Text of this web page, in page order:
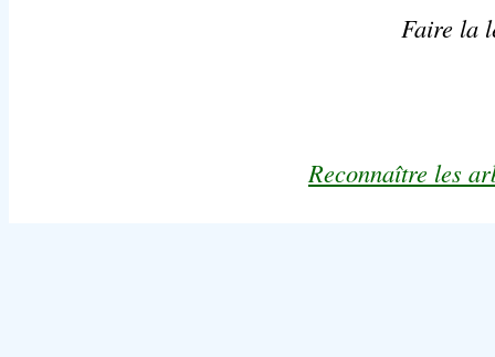
Faire la
Reconnaître les